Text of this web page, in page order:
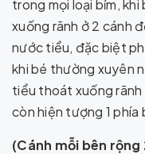
trong mọi loại bỉm,
xuống rãnh ở 2 cánh
nước tiểu, đặc biệt
khi bé thường xuyên
tiểu thoát xuống rãnh
còn hiện tượng 1 phía
(Cánh mỗi bên